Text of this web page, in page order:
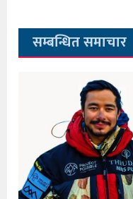
सम्बन्धित समाचार